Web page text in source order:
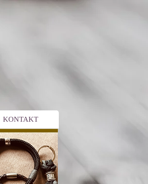
KONTAKT